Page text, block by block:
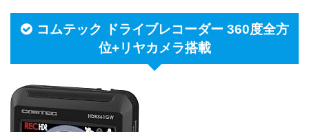
コムテック ドライブレコーダー 360度全方
位+リヤカメラ搭載